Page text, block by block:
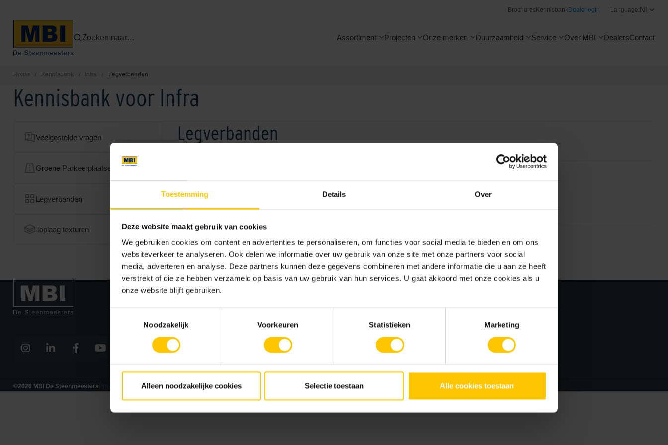
Toestemming Details Over
Deze website maakt gebruik van cookies
We gebruiken cookies om content en advertenties te personaliseren, om functies voor social media te bieden en om ons
websiteverkeer te analyseren. Ook delen we informatie over uw gebruik van onze site met onze partners voor social
media, adverteren en analyse. Deze partners kunnen deze gegevens combineren met andere informatie die u aan ze heeft
verstrekt of die ze hebben verzameld op basis van uw gebruik van hun services. U gaat akkoord met onze cookies als u
onze website blijft gebruiken.
Noodzakelijk
Voorkeuren Statistieken Marketing
Alleen noodzakelijke cookies Selectie toestaan Alle cookies toestaan
Brochures KennisbankDealerlogin Language:NL
Zoeken naar… Assortiment Projecten Onze merken Duurzaamheid Service Over MBI DealersContact
Home / Kennisbank / Infra / Legverbanden
Kennisbank voor Infra
Veelgestelde vragen
Groene Parkeerplaatsen
Legverbanden
Toplaag texturen
Legverbanden
Bekijk ook
Duurzaamheid
Kennisbank
Gevel
Infra
Productie sierbestrating en gevelstenen
België
Verkoopkantoor
©2026 MBI De Steenmeesters Privacy Policy Algemene voorwaarden